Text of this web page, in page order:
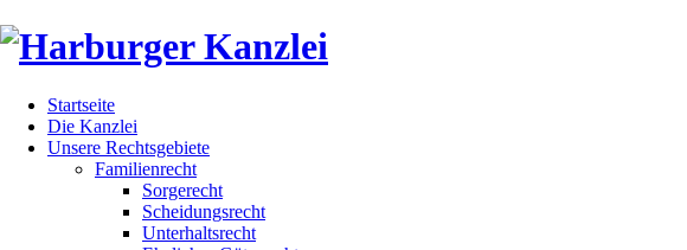
Startseite
Die Kanzlei
Unsere Rechtsgebiete
Familienrecht
Sorgerecht
Scheidungsrecht
Unterhaltsrecht